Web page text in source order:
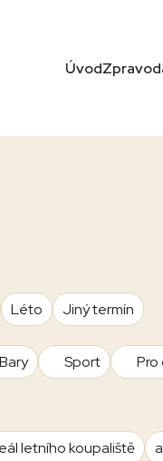
Úvod
Léto
Jiný termín
Bary Sport Pro
letního koupaliště